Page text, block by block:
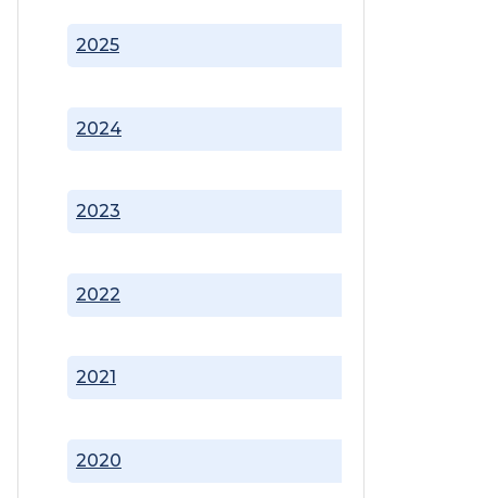
2020
2021
2022
2023
2024
2025